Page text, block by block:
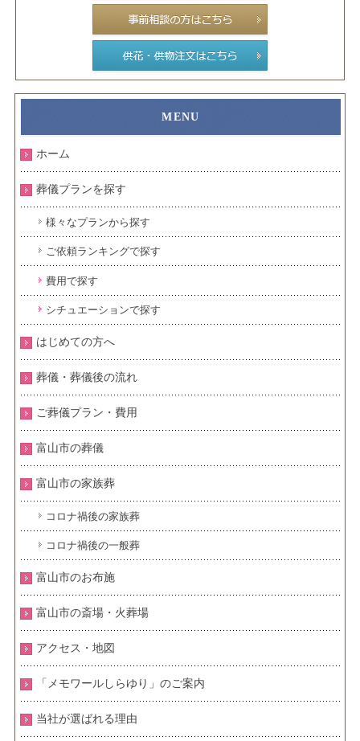
ホーム
葬儀プランを探す
様々なプランから探す
ご依頼ランキングで探す
費用で探す
シチュエーションで探す
はじめての方へ
葬儀・葬儀後の流れ
ご葬儀プラン・費用
富山市の葬儀
富山市の家族葬
コロナ禍後の家族葬
コロナ禍後の一般葬
富山市のお布施
富山市の斎場・火葬場
アクセス・地図
「メモワールしらゆり」のご案内
当社が選ばれる理由